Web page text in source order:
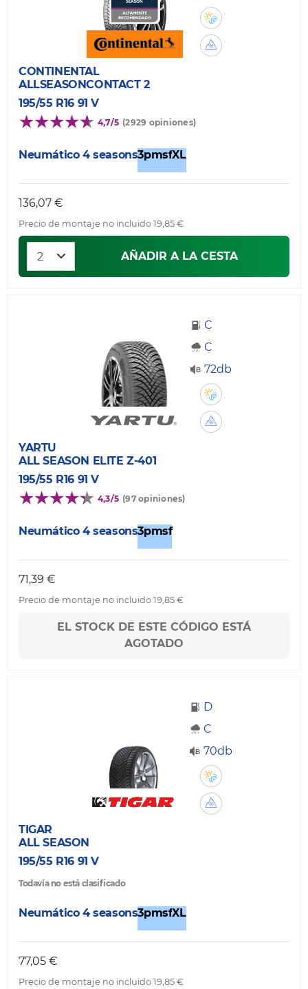
CONTINENTAL
ALLSEASONCONTACT 2
195/55 R16 91 V
4,7/5 (2929 opiniones)
Neumático 4 seasons3pmsfXL
136,07 €
Precio de montaje no incluido 19,85 €
AÑADIR A LA CESTA
C
C
72db
YARTU
ALL SEASON ELITE Z-401
195/55 R16 91 V
4,3/5 (97 opiniones)
Neumático 4 seasons3pmsf
71,39 €
Precio de montaje no incluido 19,85 €
EL STOCK DE ESTE CÓDIGO ESTÁ
AGOTADO
D
C
70db
TIGAR
ALL SEASON
195/55 R16 91 V
Todavía no está clasificado
Neumático 4 seasons3pmsfXL
77,05 €
Precio de montaje no incluido 19,85 €